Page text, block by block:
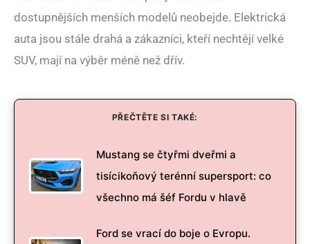
dostupnějších menších modelů neobejde. Elektrická
auta jsou stále drahá a zákazníci, kteří nechtějí velké
SUV, mají na výběr méně než dřív.
PŘEČTĚTE SI TAKÉ:
Mustang se čtyřmi dveřmi a
tisícikoňový terénní supersport: co
všechno má šéf Fordu v hlavě
Ford se vrací do boje o Evropu.